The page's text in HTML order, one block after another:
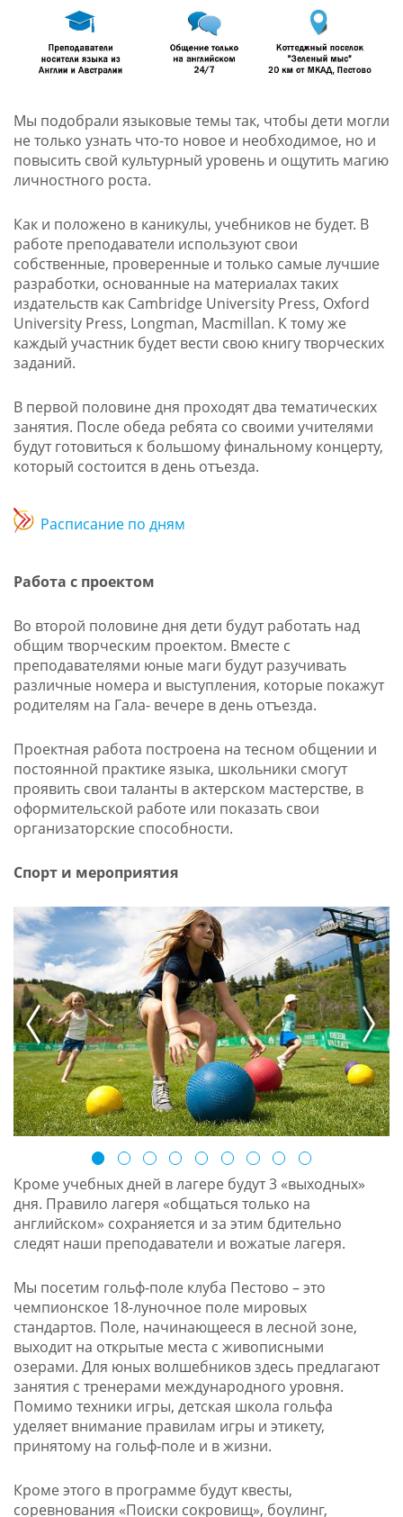
Мы подобрали языковые темы так, чтобы дети могли
не только узнать что-то новое и необходимое, но и
повысить свой культурный уровень и ощутить магию
личностного роста.
Как и положено в каникулы, учебников не будет. В
работе преподаватели используют свои
собственные, проверенные и только самые лучшие
разработки, основанные на материалах таких
издательств как Cambridge University Press, Oxford
University Press, Longman, Macmillan. К тому же
каждый участник будет вести свою книгу творческих
заданий.
В первой половине дня проходят два тематических
занятия. После обеда ребята со своими учителями
будут готовиться к большому финальному концерту,
который состоится в день отъезда.
Расписание по дням
Работа с проектом
Во второй половине дня дети будут работать над
общим творческим проектом. Вместе с
преподавателями юные маги будут разучивать
различные номера и выступления, которые покажут
родителям на Гала- вечере в день отъезда.
Проектная работа построена на тесном общении и
постоянной практике языка, школьники смогут
проявить свои таланты в актерском мастерстве, в
оформительской работе или показать свои
организаторские способности.
Спорт и мероприятия
prev next
Кроме учебных дней в лагере будут 3 «выходных»
дня. Правило лагеря «общаться только на
английском» сохраняется и за этим бдительно
следят наши преподаватели и вожатые лагеря.
Мы посетим гольф-поле клуба Пестово – это
чемпионское 18-луночное поле мировых
стандартов. Поле, начинающееся в лесной зоне,
выходит на открытые места с живописными
озерами. Для юных волшебников здесь предлагают
занятия с тренерами международного уровня.
Помимо техники игры, детская школа гольфа
уделяет внимание правилам игры и этикету,
принятому на гольф-поле и в жизни.
Кроме этого в программе будут квесты,
соревнования «Поиски сокровищ», боулинг,